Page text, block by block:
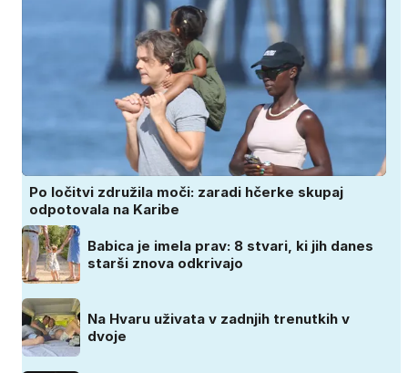
Po ločitvi združila moči: zaradi hčerke skupaj
odpotovala na Karibe
Babica je imela prav: 8 stvari, ki jih danes
starši znova odkrivajo
Na Hvaru uživata v zadnjih trenutkih v
dvoje